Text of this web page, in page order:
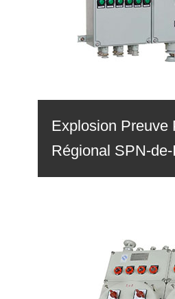
Explosion Preuve
Régional SPN-